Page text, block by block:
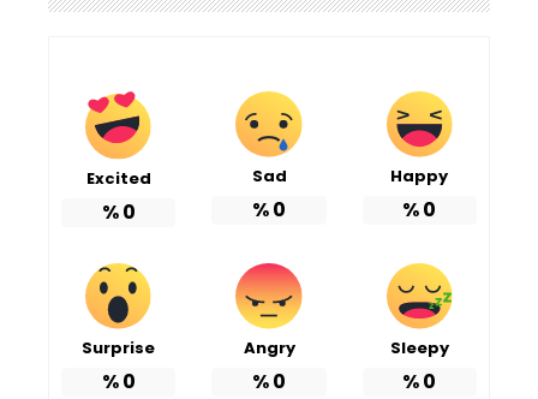
Happy
0
%
Sad
0
%
Excited
0
%
Sleepy
0
%
Angry
0
%
Surprise
0
%